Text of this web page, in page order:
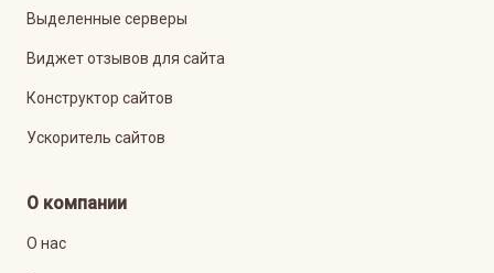
Выделенные серверы
Виджет отзывов для сайта
Конструктор сайтов
Ускоритель сайтов
О компании
О нас